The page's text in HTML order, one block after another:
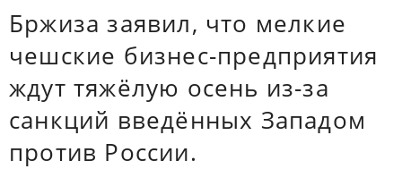
Бржиза заявил, что мелкие
чешские бизнес-предприятия
ждут тяжёлую осень из-за
санкций введённых Западом
против России.